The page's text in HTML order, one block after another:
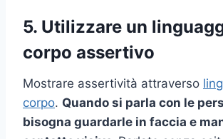
5. Utilizzare un
corpo assertivo
Mostrare assertività attraverso
corpo. Quando si parla con le
bisogna guardarle in faccia e